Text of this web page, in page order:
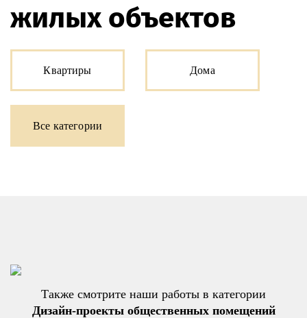
жилых объектов
Квартиры Дома
Все категории
Также смотрите наши работы в категории
Дизайн-проекты общественных помещений